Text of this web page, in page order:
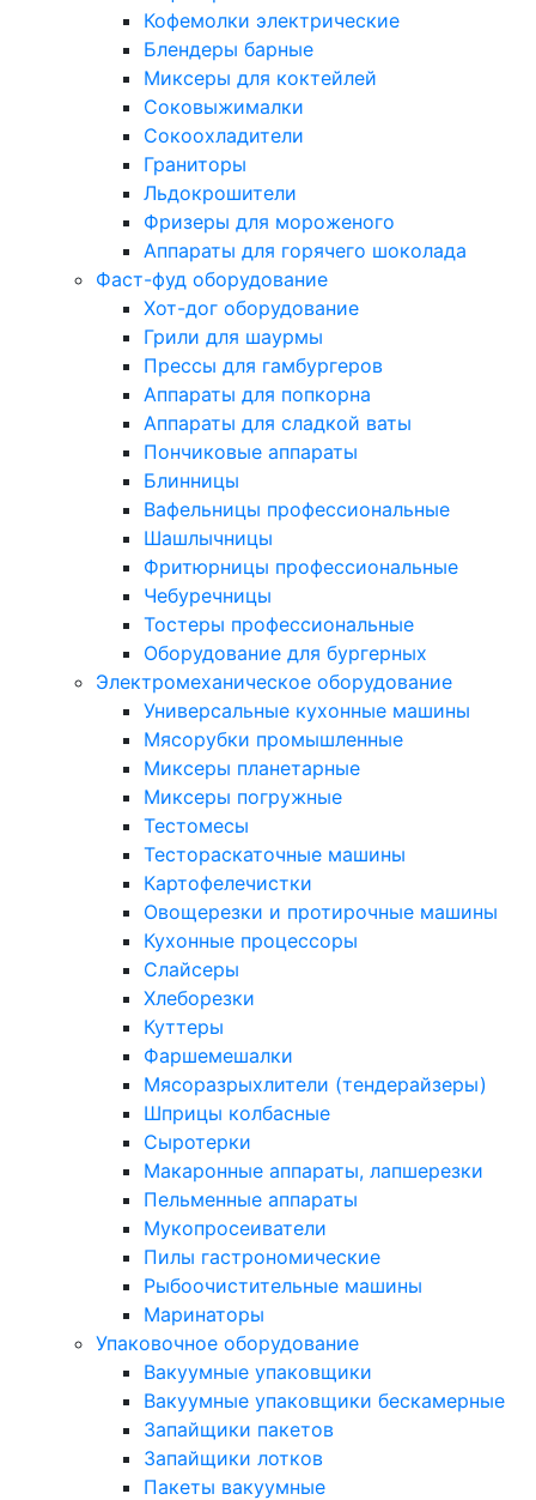
Кофемолки электрические
Блендеры барные
Миксеры для коктейлей
Соковыжималки
Сокоохладители
Граниторы
Льдокрошители
Фризеры для мороженого
Аппараты для горячего шоколада
Фаст-фуд оборудование
Хот-дог оборудование
Грили для шаурмы
Прессы для гамбургеров
Аппараты для попкорна
Аппараты для сладкой ваты
Пончиковые аппараты
Блинницы
Вафельницы профессиональные
Шашлычницы
Фритюрницы профессиональные
Чебуречницы
Тостеры профессиональные
Оборудование для бургерных
Электромеханическое оборудование
Универсальные кухонные машины
Мясорубки промышленные
Миксеры планетарные
Миксеры погружные
Тестомесы
Тестораскаточные машины
Картофелечистки
Овощерезки и протирочные машины
Кухонные процессоры
Слайсеры
Хлеборезки
Куттеры
Фаршемешалки
Мясоразрыхлители (тендерайзеры)
Шприцы колбасные
Сыротерки
Макаронные аппараты, лапшерезки
Пельменные аппараты
Мукопросеиватели
Пилы гастрономические
Рыбоочистительные машины
Маринаторы
Упаковочное оборудование
Вакуумные упаковщики
Вакуумные упаковщики бескамерные
Запайщики пакетов
Запайщики лотков
Пакеты вакуумные